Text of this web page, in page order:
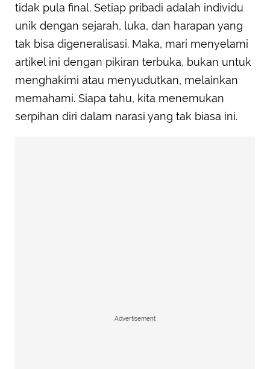
tidak pula final. Setiap pribadi adalah individu
unik dengan sejarah, luka, dan harapan yang
tak bisa digeneralisasi. Maka, mari menyelami
artikel ini dengan pikiran terbuka, bukan untuk
menghakimi atau menyudutkan, melainkan
memahami. Siapa tahu, kita menemukan
serpihan diri dalam narasi yang tak biasa ini.
Advertisement